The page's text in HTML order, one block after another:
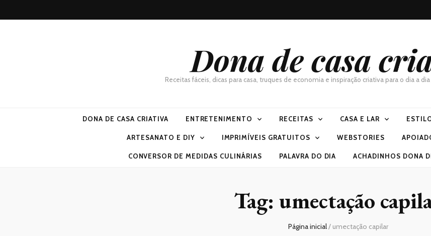
Dona de casa
Receitas fáceis, dicas para casa, truques de economia e inspiração criativa para o dia a
DONA DE CASA CRIATIVA ENTRETENIMENTO RECEITAS CASA E LAR
ARTESANATO E DIY IMPRIMÍVEIS GRATUITOS WEBSTORIES
CONVERSOR DE MEDIDAS CULINÁRIAS PALAVRA DO DIA ACHADINHOS DONA
Tag: umectação
Página inicial/ umectação capilar